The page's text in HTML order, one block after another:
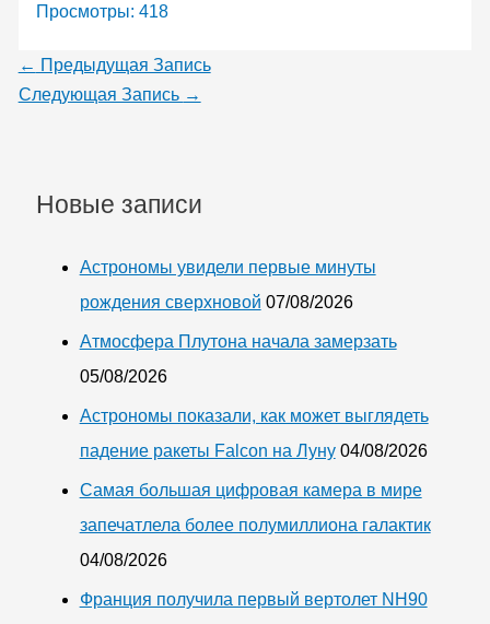
Просмотры: 418
← Предыдущая Запись
Следующая Запись →
Новые записи
Астрономы увидели первые минуты
рождения сверхновой 07/08/2026
Атмосфера Плутона начала замерзать
05/08/2026
Астрономы показали, как может выглядеть
падение ракеты Falcon на Луну 04/08/2026
Самая большая цифровая камера в мире
запечатлела более полумиллиона галактик
04/08/2026
Франция получила первый вертолет NH90